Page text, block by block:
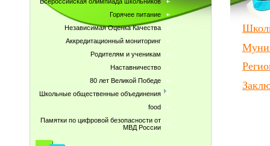
Горячее питание
Независимая Оценка Качества
Аккредитационный мониторинг
Родителям и ученикам
Наставничество
80 лет Великой Победе
Школьные общественные объединения
food
Памятки по цифровой безопасности от
МВД России